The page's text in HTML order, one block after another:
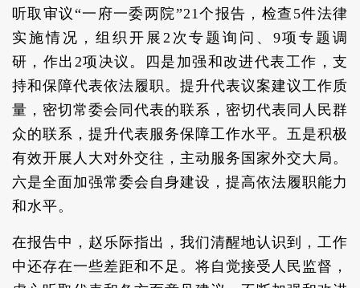
听取审议“一府一委两院”21个报告，检查5件法律
实施情况，组织开展2次专题询问、9项专题调
研，作出2项决议。四是加强和改进代表工作，支
持和保障代表依法履职。提升代表议案建议工作质
量，密切常委会同代表的联系，密切代表同人民群
众的联系，提升代表服务保障工作水平。五是积极
有效开展人大对外交往，主动服务国家外交大局。
六是全面加强常委会自身建设，提高依法履职能力
和水平。
在报告中，赵乐际指出，我们清醒地认识到，工作
中还存在一些差距和不足。将自觉接受人民监督，